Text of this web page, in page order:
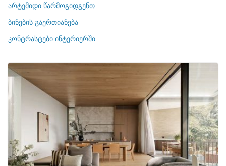
ბ
ი
არტემიდი წარმოგიდგენთ
ბინების გაერთიანება
კონტრასტები ინტერიერში